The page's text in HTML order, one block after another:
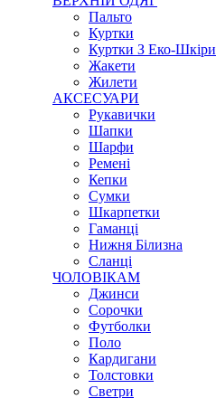
Пальто
Куртки
Куртки З Еко-Шкіри
Жакети
Жилети
АКСЕСУАРИ
Рукавички
Шапки
Шарфи
Ремені
Кепки
Сумки
Шкарпетки
Гаманці
Нижня Білизна
Сланці
ЧОЛОВІКАМ
Джинси
Сорочки
Футболки
Поло
Кардигани
Толстовки
Светри